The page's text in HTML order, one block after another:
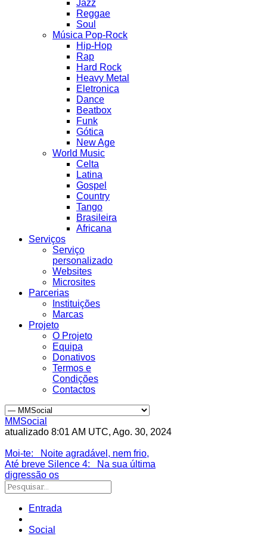
Jazz
Reggae
Soul
Música Pop-Rock
Hip-Hop
Rap
Hard Rock
Heavy Metal
Eletronica
Dance
Beatbox
Funk
Gótica
New Age
World Music
Celta
Latina
Gospel
Country
Tango
Brasileira
Africana
Serviços
Serviço
personalizado
Websites
Microsites
Parcerias
Instituições
Marcas
Projeto
O Projeto
Equipa
Donativos
Termos e
Condições
Contactos
MMSocial
atualizado 8:01 AM UTC, Ago. 30, 2024
Moi-te: Noite agradável, nem frio,
Até breve Silence 4: Na sua última
digressão os
Entrada
Social